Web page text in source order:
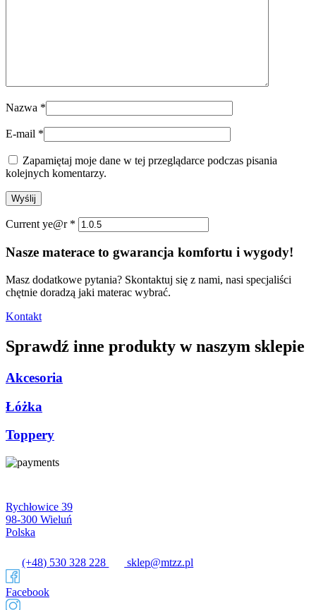
Nazwa *
E-mail *
Zapamiętaj moje dane w tej przeglądarce podczas pisania
kolejnych komentarzy.
Current ye@r *
Nasze materace to gwarancja komfortu i wygody!
Masz dodatkowe pytania? Skontaktuj się z nami, nasi specjaliści
chętnie doradzą jaki materac wybrać.
Kontakt
Sprawdź inne produkty w naszym sklepie
Akcesoria
Łóżka
Toppery
Rychłowice 39
98-300 Wieluń
Polska
(+48) 530 328 228 sklep@mtzz.pl
Facebook